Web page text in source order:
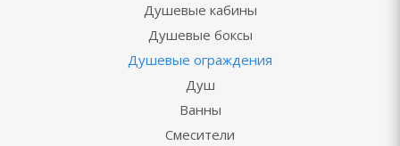
Душевые кабины
Душевые боксы
Душевые ограждения
Душ
Ванны
Смесители